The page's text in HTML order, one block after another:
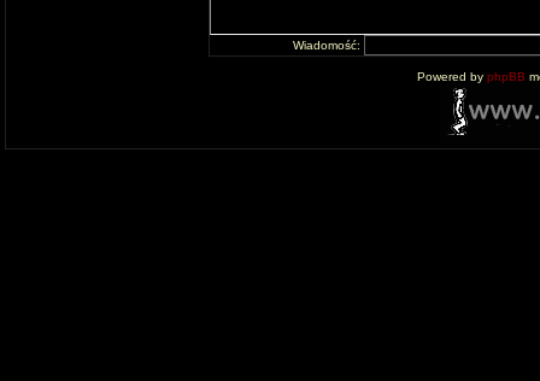
Wiadomość:
Powered by phpBB